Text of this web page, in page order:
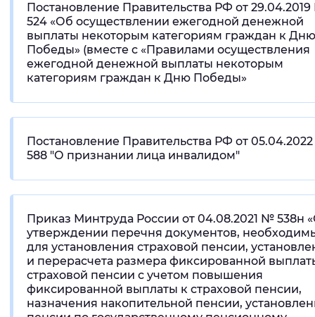
Постановление Правительства РФ от
524 «Об осуществлении ежегодной денежной
выплаты некоторым категориям граждан к Дню
Победы» (вместе с «Правилами осуществления
ежегодной денежной выплаты некоторым
категориям граждан к Дню Победы»
Постановление Правительства РФ от
588 "О признании лица инвалидом"
Приказ Минтруда России от 04.08.2021 № 538н
утверждении перечня документов,
для установления страховой пенсии,
и перерасчета размера фиксированной
страховой пенсии с учетом повышения
фиксированной выплаты к страховой пенсии,
назначения накопительной пенсии,